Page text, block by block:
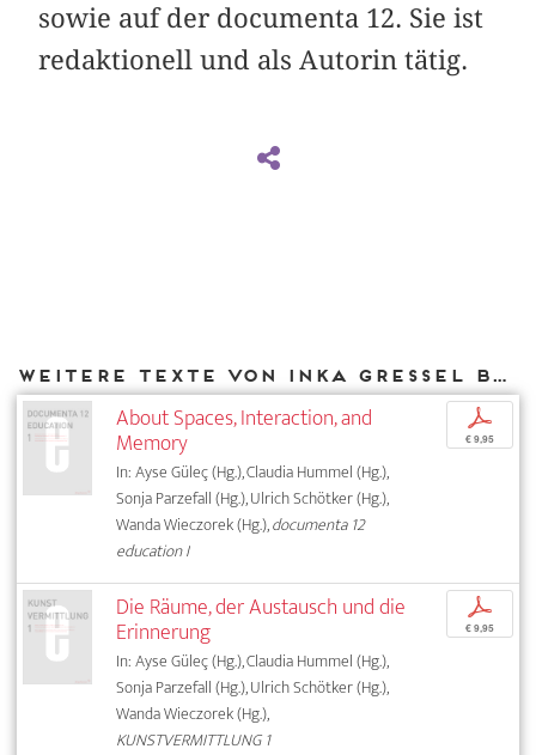
sowie auf der documenta 12. Sie ist
redaktionell und als Autorin tätig.
Weitere Texte von Inka Gressel bei DIAPHANES
About Spaces, Interaction, and
Memory
In: Ayse Güleç (Hg.), Claudia Hummel (Hg.),
Sonja Parzefall (Hg.), Ulrich Schötker (Hg.),
Wanda Wieczorek (Hg.),documenta 12
education I
p
€ 9,95
Die Räume, der Austausch und die
Erinnerung
In: Ayse Güleç (Hg.), Claudia Hummel (Hg.),
Sonja Parzefall (Hg.), Ulrich Schötker (Hg.),
Wanda Wieczorek (Hg.),
KUNSTVERMITTLUNG 1
p
€ 9,95